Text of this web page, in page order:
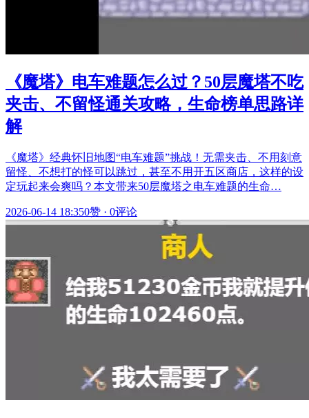
《魔塔》电车难题怎么过？50层魔塔不吃
夹击、不留怪通关攻略，生命榜单思路详
解
《魔塔》经典怀旧地图“电车难题”挑战！无需夹击、不用刻意
留怪、不想打的怪可以跳过，甚至不用开五区商店，这样的设
定玩起来会爽吗？本文带来50层魔塔之电车难题的生命…
2026-06-14 18:350赞 · 0评论